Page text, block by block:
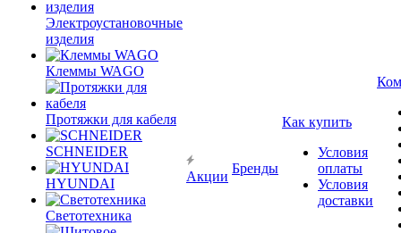
Электроустановочные
изделия
Клеммы WAGO
Протяжки для кабеля
SCHNEIDER
HYUNDAI
Светотехника
Акции
Бренды
Как купить
Условия
оплаты
Условия
доставки